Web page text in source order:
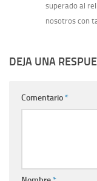
superado al
nosotros con
DEJA UNA
Comentario*